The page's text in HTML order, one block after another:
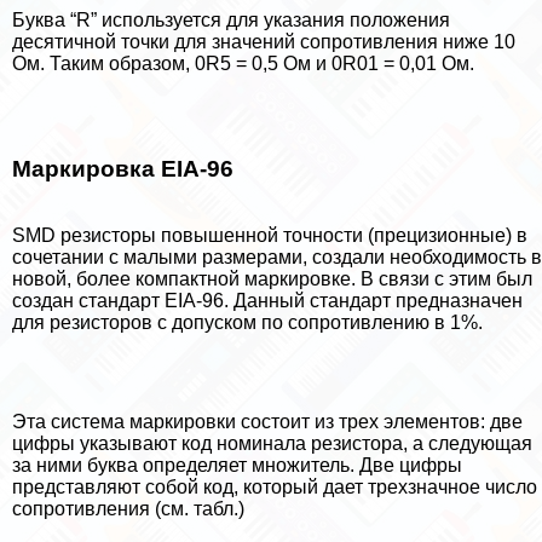
Буква “R” используется для указания положения
десятичной точки для значений сопротивления ниже 10
Ом. Таким образом, 0R5 = 0,5 Ом и 0R01 = 0,01 Ом.
Маркировка EIA-96
SMD резисторы повышенной точности (прецизионные) в
сочетании с малыми размерами, создали необходимость в
новой, более компактной маркировке. В связи с этим был
создан стандарт EIA-96. Данный стандарт предназначен
для резисторов с допуском по сопротивлению в 1%.
Эта система маркировки состоит из трех элементов: две
цифры указывают код номинала резистора, а следующая
за ними буква определяет множитель. Две цифры
представляют собой код, который дает трехзначное число
сопротивления (см. табл.)